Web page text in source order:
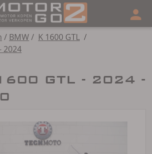
/ BMW/ K 1600 GTL /
2024
GTL - 2024 -